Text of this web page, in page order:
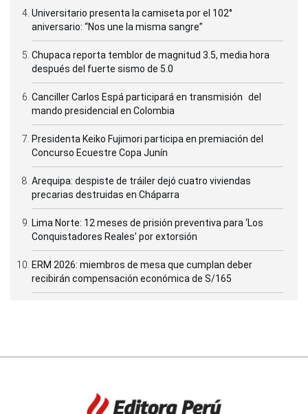
Universitario presenta la camiseta por el 102°
aniversario: “Nos une la misma sangre”
Chupaca reporta temblor de magnitud 3.5, media hora
después del fuerte sismo de 5.0
Canciller Carlos Espá participará en transmisión del
mando presidencial en Colombia
Presidenta Keiko Fujimori participa en premiación del
Concurso Ecuestre Copa Junín
Arequipa: despiste de tráiler dejó cuatro viviendas
precarias destruidas en Cháparra
Lima Norte: 12 meses de prisión preventiva para ‘Los
Conquistadores Reales’ por extorsión
ERM 2026: miembros de mesa que cumplan deber
recibirán compensación económica de S/165